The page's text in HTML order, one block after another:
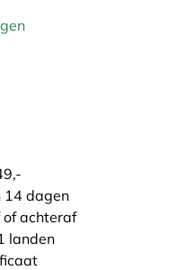
14 dagen
achteraf
landen